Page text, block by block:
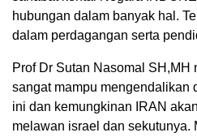
hubungan dalam banyak hal.
dalam perdagangan serta
Prof Dr Sutan Nasomal
sangat mampu mengendalikan
ini dan kemungkinan IRAN
melawan israel dan sekutunya.